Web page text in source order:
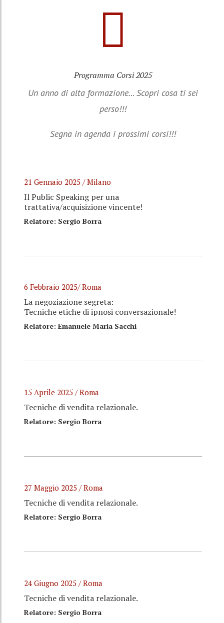

Programma Corsi 2025
Un anno di alta formazione… Scopri cosa ti sei
perso!!!
Segna in agenda i prossimi corsi!!!
21 Gennaio 2025 / Milano
Il Public Speaking per una
trattativa/acquisizione vincente!
Relatore: Sergio Borra
6 Febbraio 2025/ Roma
La negoziazione segreta:
Tecniche etiche di ipnosi conversazionale!
Relatore: Emanuele Maria Sacchi
15 Aprile 2025 / Roma
Tecniche di vendita relazionale.
Relatore: Sergio Borra
27 Maggio 2025 / Roma
Tecniche di vendita relazionale.
Relatore: Sergio Borra
24 Giugno 2025 / Roma
Tecniche di vendita relazionale.
Relatore: Sergio Borra